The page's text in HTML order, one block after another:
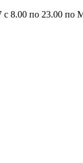
c 8.00 по 23.00 по